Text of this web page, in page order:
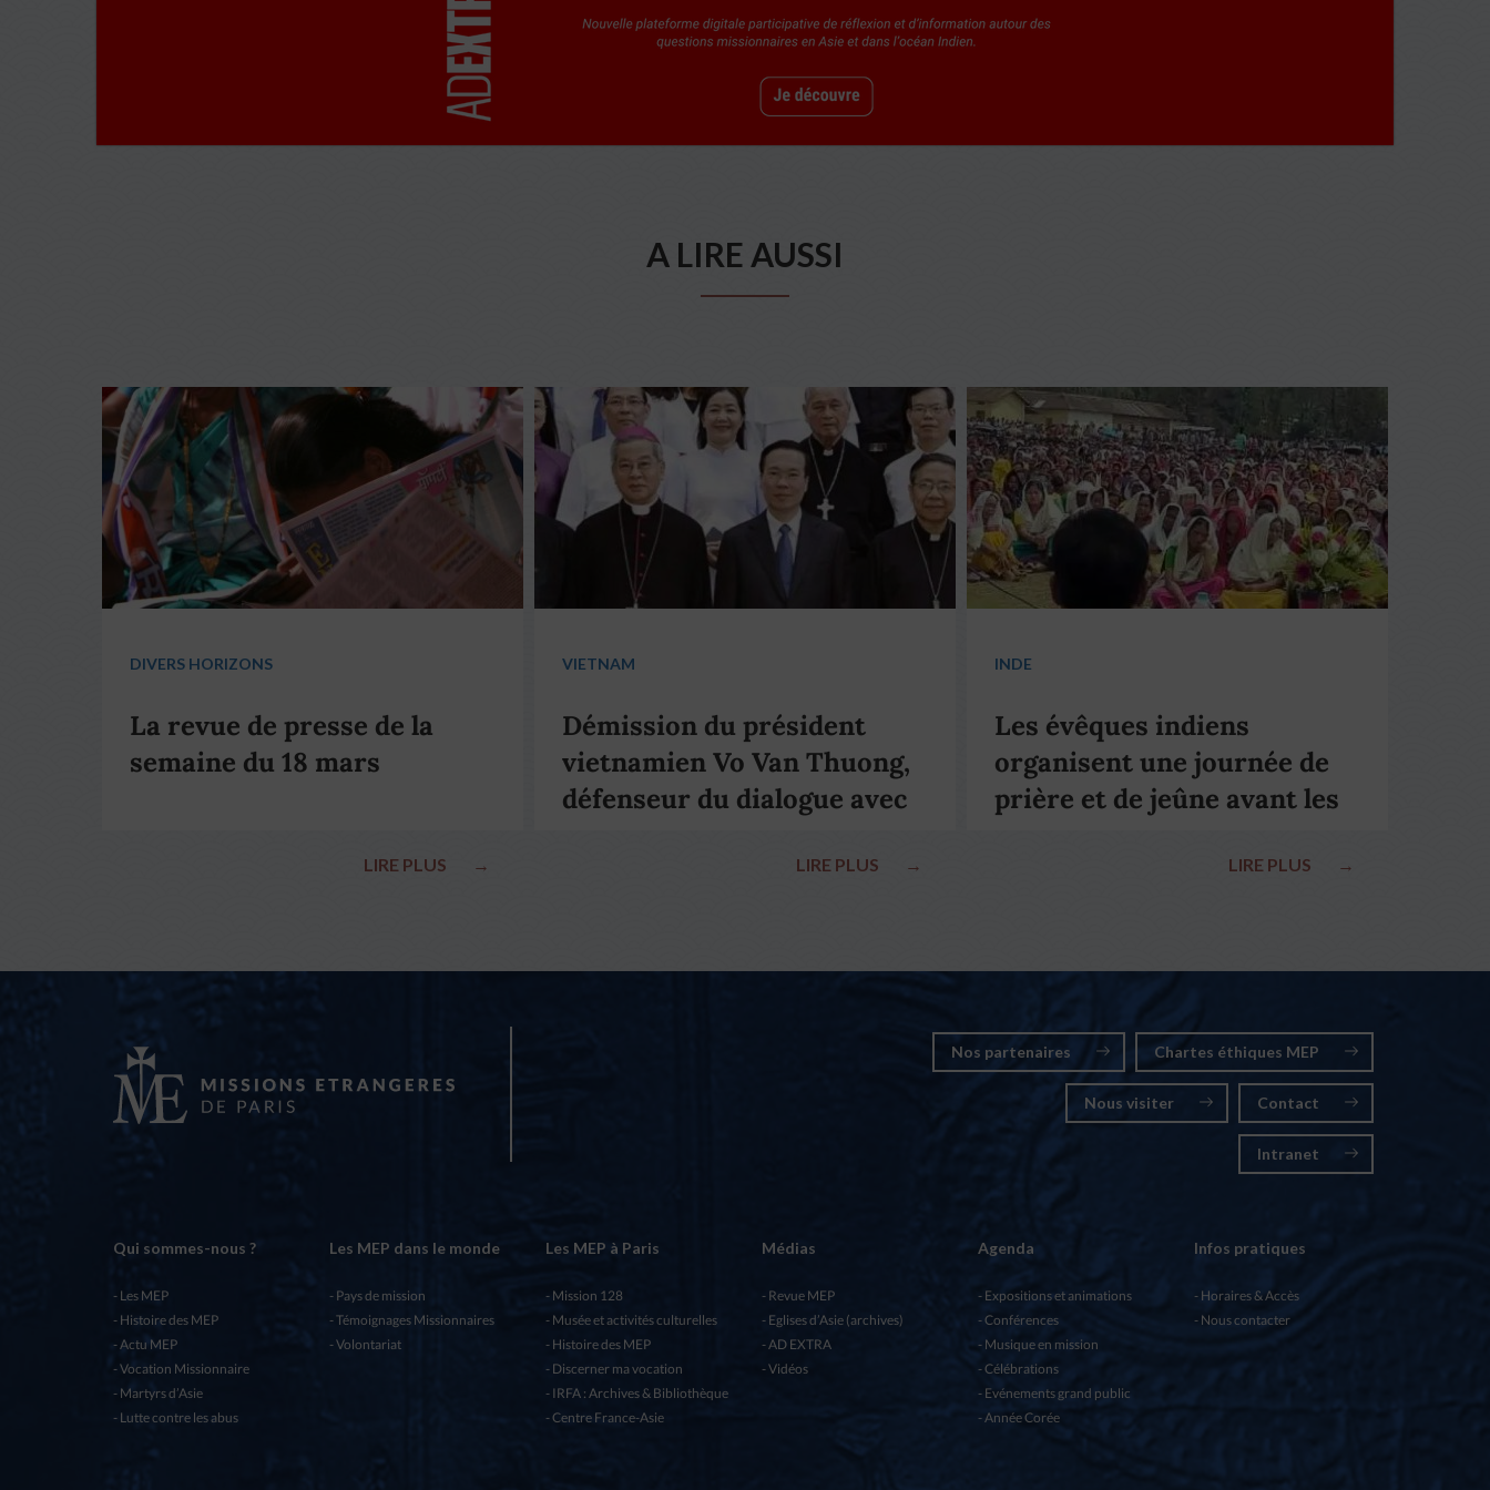
A LIRE AUSSI
DIVERS HORIZONS
La revue de presse de la
semaine du 18 mars
LIRE PLUS →
VIETNAM
Démission du président
vietnamien Vo Van Thuong,
défenseur du dialogue avec
LIRE PLUS →
INDE
Les évêques indiens
organisent une journée de
prière et de jeûne avant les
LIRE PLUS →
Nos partenaires Chartes éthiques MEP
Nous visiter Contact
Intranet
Qui sommes-nous ?
Les MEP
Histoire des MEP
Actu MEP
Vocation Missionnaire
Martyrs d’Asie
Lutte contre les abus
Les MEP dans le monde
Pays de mission
Témoignages Missionnaires
Volontariat
Les MEP à Paris
Mission 128
Musée et activités culturelles
Histoire des MEP
Discerner ma vocation
IRFA : Archives & Bibliothèque
Centre France-Asie
Médias
Revue MEP
Eglises d’Asie (archives)
AD EXTRA
Vidéos
Agenda
Expositions et animations
Conférences
Musique en mission
Célébrations
Evénements grand public
Année Corée
Infos pratiques
Horaires & Accès
Nous contacter